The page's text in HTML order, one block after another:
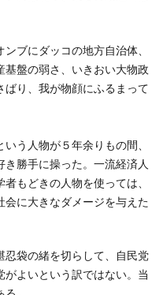
ブにダッコの地方自治体、
盤の弱さ、いきおい大物政
り、我が物顔にふるまって
いう人物が５年余りもの間、
勝手に操った。一流経済人
もどきの人物を使っては、
に大きなダメージを与えた
袋の緒を切らして、自民党
よいという訳ではない。当